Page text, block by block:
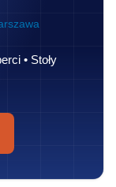
• Stoły